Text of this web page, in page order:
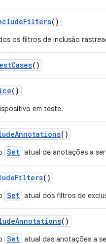
Filters()
os filtros de inclusão
Cases()
()
em teste.
Annotations()
Set atual de anotações a
Filters()
Set atual dos filtros de
Annotations()
Set atual das anotações a